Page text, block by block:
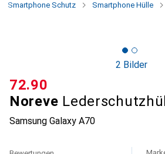
Smartphone Schutz Smartphone Hülle
2 Bilder
Noreve
Samsung Galaxy A70
CHF
72.90